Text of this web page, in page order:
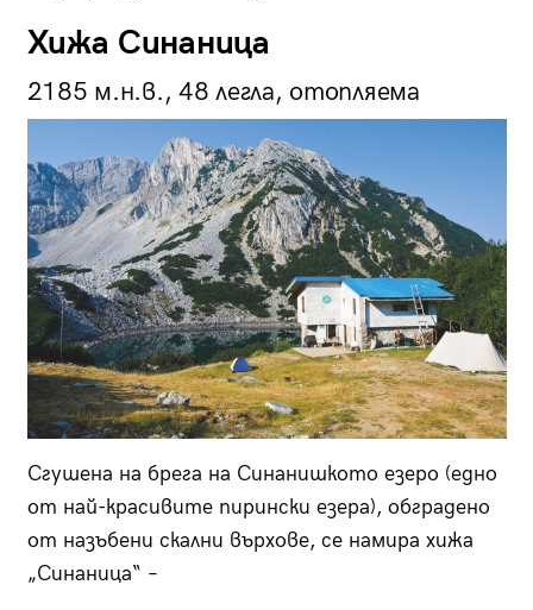
Хижа Синаница
2185 м.н.в., 48 легла, отопляема
Сгушена на брега на Синанишкото езеро (едно
от най-красивите пирински езера), обградено
от назъбени скални върхове, се намира хижа
„Синаница“ –